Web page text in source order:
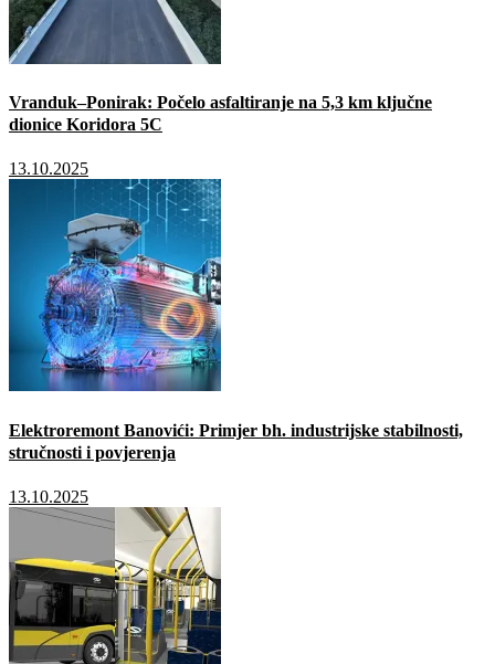
Vranduk–Ponirak: Počelo asfaltiranje na 5,3 km ključne
dionice Koridora 5C
13.10.2025
Elektroremont Banovići: Primjer bh. industrijske stabilnosti,
stručnosti i povjerenja
13.10.2025